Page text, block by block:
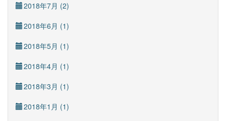
2018年7月 (2)
2018年6月 (1)
2018年5月 (1)
2018年4月 (1)
2018年3月 (1)
2018年1月 (1)